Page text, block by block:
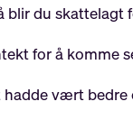
du
for å komme
vært